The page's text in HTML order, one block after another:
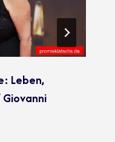
Leben,
Giovanni